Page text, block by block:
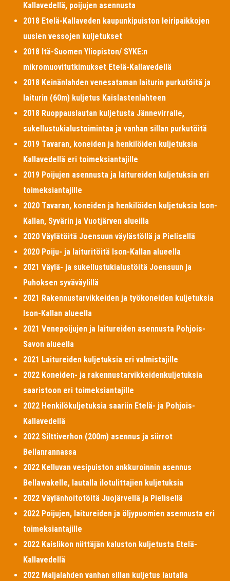
Kallavedellä, poijujen asennusta
2018 Etelä-Kallaveden kaupunkipuiston leiripaikkojen
uusien vessojen kuljetukset
2018 Itä-Suomen Yliopiston/ SYKE:n
mikromuovitutkimukset Etelä-Kallavedellä
2018 Keinänlahden venesataman laiturin purkutöitä ja
laiturin (60m) kuljetus Kaislastenlahteen
2018 Ruoppauslautan kuljetusta Jännevirralle,
sukellustukialustoimintaa ja vanhan sillan purkutöitä
2019 Tavaran, koneiden ja henkilöiden kuljetuksia
Kallavedellä eri toimeksiantajille
2019 Poijujen asennusta ja laitureiden kuljetuksia eri
toimeksiantajille
2020 Tavaran, koneiden ja henkilöiden kuljetuksia Ison-
Kallan, Syvärin ja Vuotjärven alueilla
2020 Väylätöitä Joensuun väylästöllä ja Pielisellä
2020 Poiju- ja laituritöitä Ison-Kallan alueella
2021 Väylä- ja sukellustukialustöitä Joensuun ja
Puhoksen syväväylillä
2021 Rakennustarvikkeiden ja työkoneiden kuljetuksia
Ison-Kallan alueella
2021 Venepoijujen ja laitureiden asennusta Pohjois-
Savon alueella
2021 Laitureiden kuljetuksia eri valmistajille
2022 Koneiden- ja rakennustarvikkeidenkuljetuksia
saaristoon eri toimeksiantajille
2022 Henkilökuljetuksia saariin Etelä- ja Pohjois-
Kallavedellä
2022 Silttiverhon (200m) asennus ja siirrot
Bellanrannassa
2022 Kelluvan vesipuiston ankkuroinnin asennus
Bellawakelle, lautalla ilotulittajien kuljetuksia
2022 Väylänhoitotöitä Juojärvellä ja Pielisellä
2022 Poijujen, laitureiden ja öljypuomien asennusta eri
toimeksiantajille
2022 Kaislikon niittäjän kaluston kuljetusta Etelä-
Kallavedellä
2022 Maljalahden vanhan sillan kuljetus lautalla